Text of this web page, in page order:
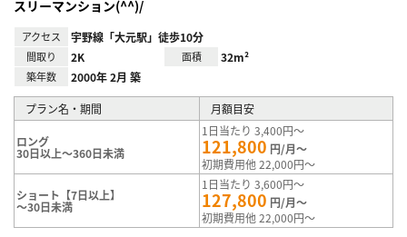
スリーマンション(^^)/
アクセス 宇野線「大元駅」徒歩10分
間取り 2K 面積 32m²
築年数 2000年 2月 築
プラン名・期間 月額目安
ロング
30日以上～360日未満
1日当たり 3,400円～
121,800 円/月～
初期費用他 22,000円～
ショート【7日以上】
～30日未満
1日当たり 3,600円～
127,800 円/月～
初期費用他 22,000円～